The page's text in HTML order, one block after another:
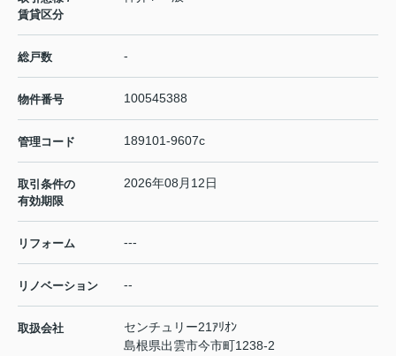
賃貸区分
総戸数 -
物件番号 100545388
管理コード 189101-9607c
取引条件の
有効期限
2026年08月12日
リフォーム ---
リノベーション --
取扱会社
センチュリー21ｱﾘｵﾝ
島根県出雲市今市町1238-2